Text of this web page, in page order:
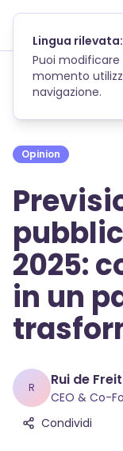
Skip to main
Lingua
Puoi
momento
navigazione.
Torna al blog
Opinion
2025:
in un
R Rui de
CEO & Co-
Condividi